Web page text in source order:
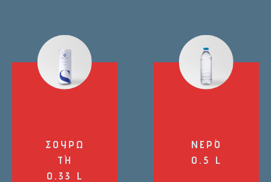
ΣΟΥΡΩ
ΤΉ
0.33 L
ΝΕΡΌ
0.5 L